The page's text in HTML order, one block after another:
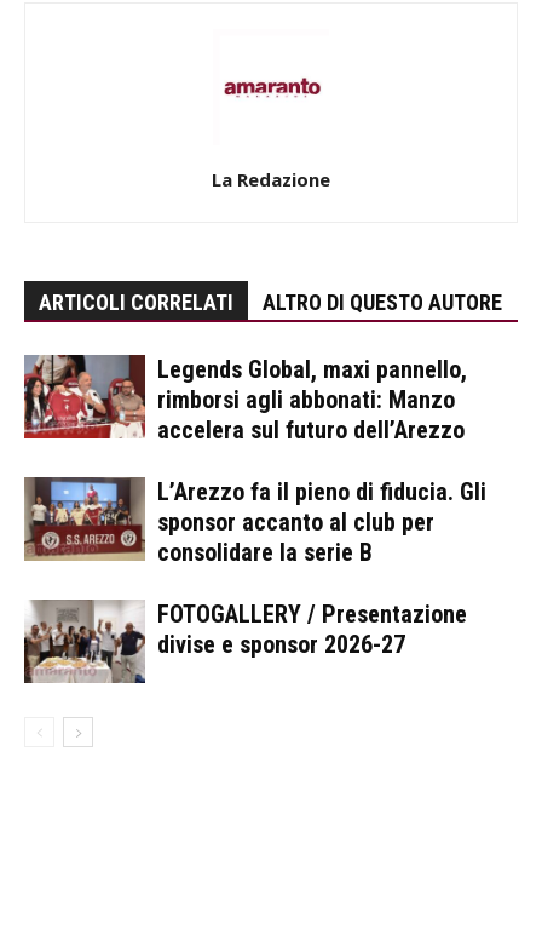
La Redazione
ARTICOLI CORRELATI ALTRO DI QUESTO AUTORE
Legends Global, maxi pannello,
rimborsi agli abbonati: Manzo
accelera sul futuro dell’Arezzo
L’Arezzo fa il pieno di fiducia. Gli
sponsor accanto al club per
consolidare la serie B
FOTOGALLERY / Presentazione
divise e sponsor 2026-27